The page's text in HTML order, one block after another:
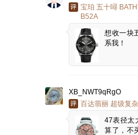
宝珀 五十噚
B52A
想收一块
系我！
XB_NWT9qRgO
百达翡丽 超级复
47表径太
算了，不